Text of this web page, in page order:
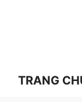
TRANG